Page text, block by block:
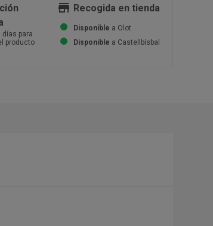
días para
producto
store Recogida en tienda
Disponible a Olot
Disponible a Castellbisbal